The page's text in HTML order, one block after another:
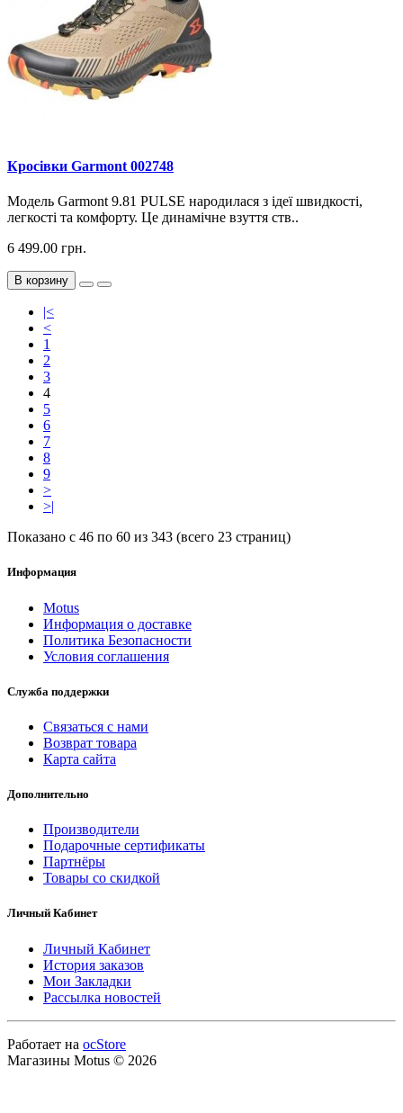
Кросiвки Garmont 002748
Модель Garmont 9.81 PULSE народилася з ідеї швидкості,
легкості та комфорту. Це динамічне взуття ств..
6 499.00 грн.
В корзину
|<
<
1
2
3
4
5
6
7
8
9
>
>|
Показано с 46 по 60 из 343 (всего 23 страниц)
Информация
Motus
Информация о доставке
Политика Безопасности
Условия соглашения
Служба поддержки
Связаться с нами
Возврат товара
Карта сайта
Дополнительно
Производители
Подарочные сертификаты
Партнёры
Товары со скидкой
Личный Кабинет
Личный Кабинет
История заказов
Мои Закладки
Рассылка новостей
Работает на ocStore
Магазины Motus © 2026